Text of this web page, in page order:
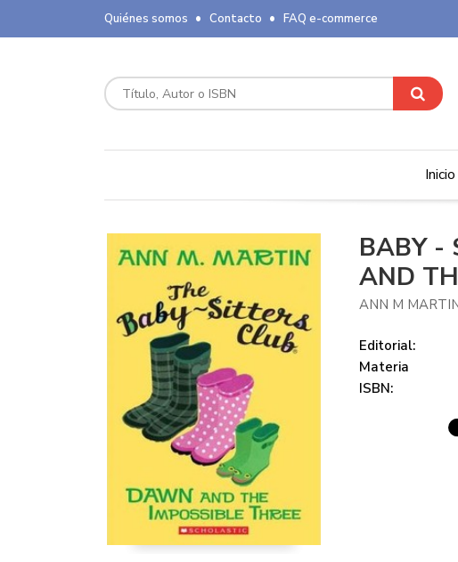
Quiénes somos Contacto FAQ e-commerce
Inicio
BABY -
AND
ANN M
Editorial:
Materia
ISBN: